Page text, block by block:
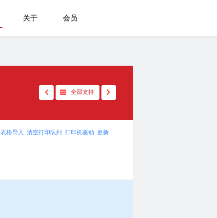
关于 会员
全部支持
表格导入 清空打印队列 打印机驱动 更新